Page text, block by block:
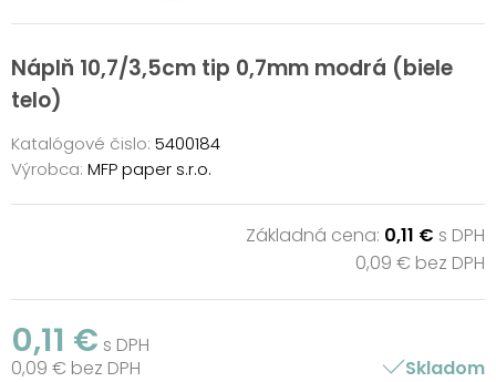
Náplň 10,7/3,5cm tip 0,7mm modrá (biele
telo)
Katalógové čislo: 5400184
Výrobca: MFP paper s.r.o.
Základná cena: 0,11 € s DPH
0,09 € bez DPH
0,11 € s DPH
0,09 € bez DPH
Skladom